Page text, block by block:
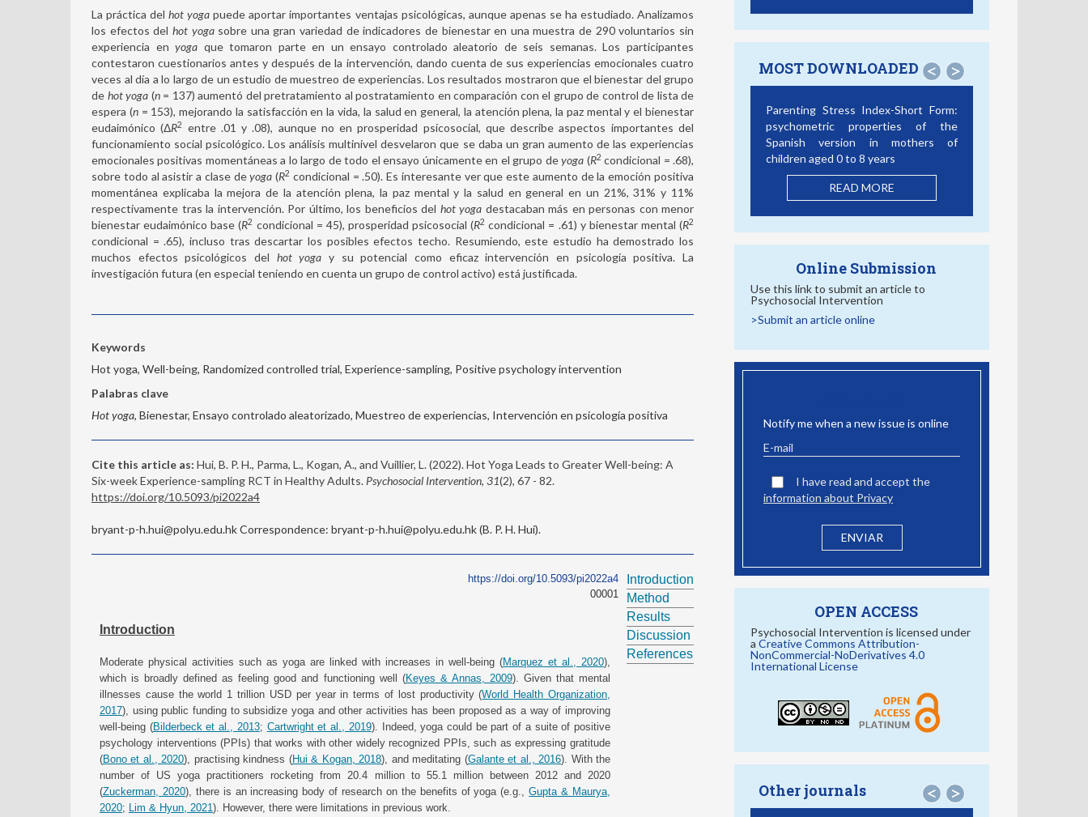
La práctica delhot yoga puede aportar importantes ventajas psicológicas, aunque apenas se ha estudiado. Analizamos
los efectos del hot yogasobre una gran variedad de indicadores de bienestar en una muestra de 290 voluntarios sin
experiencia enyoga que tomaron parte en un ensayo controlado aleatorio de seis semanas. Los participantes
contestaron cuestionarios antes y después de la intervención, dando cuenta de sus experiencias emocionales cuatro
veces al día a lo largo de un estudio de muestreo de experiencias. Los resultados mostraron que el bienestar del grupo
de hot yoga (n= 137) aumentó del pretratamiento al postratamiento en comparación con el grupo de control de lista de
espera (n= 153), mejorando la satisfacción en la vida, la salud en general, la atención plena, la paz mental y el bienestar
eudaimónico (ΔR2
entre .01 y .08), aunque no en prosperidad psicosocial, que describe aspectos importantes del
funcionamiento social psicológico. Los análisis multinivel desvelaron que se daba un gran aumento de las experiencias
emocionales positivas momentáneas a lo largo de todo el ensayo únicamente en el grupo deyoga (R2 condicional = .68),
sobre todo al asistir a clase deyoga (R2 condicional = .50). Es interesante ver que este aumento de la emoción positiva
momentánea explicaba la mejora de la atención plena, la paz mental y la salud en general en un 21%, 31% y 11%
respectivamente tras la intervención. Por último, los beneficios del hot yoga destacaban más en personas con menor
bienestar eudaimónico base (R2 condicional = 45), prosperidad psicosocial (R2 condicional = .61) y bienestar mental (R2
condicional = .65), incluso tras descartar los posibles efectos techo. Resumiendo, este estudio ha demostrado los
muchos efectos psicológicos del hot yoga y su potencial como eficaz intervención en psicología positiva. La
investigación futura (en especial teniendo en cuenta un grupo de control activo) está justificada.
Keywords
Hot yoga, Well-being, Randomized controlled trial, Experience-sampling, Positive psychology intervention
Palabras clave
Hot yoga, Bienestar, Ensayo controlado aleatorizado, Muestreo de experiencias, Intervención en psicología positiva
Cite this article as: Hui, B. P. H., Parma, L., Kogan, A., and Vuillier, L. (2022). Hot Yoga Leads to Greater Well-being: A
Six-week Experience-sampling RCT in Healthy Adults. Psychosocial Intervention, 31(2), 67 - 82.
https://doi.org/10.5093/pi2022a4
bryant-p-h.hui@polyu.edu.hk Correspondence: bryant-p-h.hui@polyu.edu.hk (B. P. H. Hui).
https://doi.org/10.5093/pi2022a4
00001
Introduction
Moderate physical activities such as yoga are linked with increases in well-being (Marquez et al., 2020),
which is broadly defined as feeling good and functioning well (Keyes & Annas, 2009). Given that mental
illnesses cause the world 1 trillion USD per year in terms of lost productivity (World Health Organization,
2017), using public funding to subsidize yoga and other activities has been proposed as a way of improving
well-being (Bilderbeck et al., 2013; Cartwright et al., 2019). Indeed, yoga could be part of a suite of positive
psychology interventions (PPIs) that works with other widely recognized PPIs, such as expressing gratitude
(Bono et al., 2020), practising kindness (Hui & Kogan, 2018), and meditating (Galante et al., 2016). With the
number of US yoga practitioners rocketing from 20.4 million to 55.1 million between 2012 and 2020
(Zuckerman, 2020), there is an increasing body of research on the benefits of yoga (e.g.,Gupta & Maurya,
2020; Lim & Hyun, 2021). However, there were limitations in previous work.
Introduction
Method
Results
Discussion
References
MOST DOWNLOADED < >
Bullying, Cyberbullying and Mental
Health: The Role of Student
Connectedness as a School
Protective Factor
READ MORE
Online Submission
Use this link to submit an article to
Psychosocial Intervention
>Submit an article online
Notify me when a new issue is online
I have read and accept the
information about Privacy
OPEN ACCESS
Psychosocial Intervention is licensed under
a Creative Commons Attribution-
NonCommercial-NoDerivatives 4.0
International License
Other journals < >